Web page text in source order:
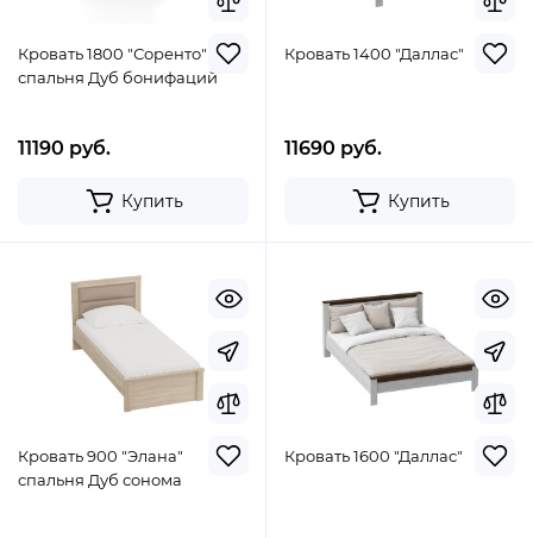
Кровать 1800 "Соренто"
спальня Дуб бонифаций
11190 руб.
Купить
Кровать 1400 "Даллас"
11690 руб.
Купить
Кровать 900 "Элана"
спальня Дуб сонома
Кровать 1600 "Даллас"